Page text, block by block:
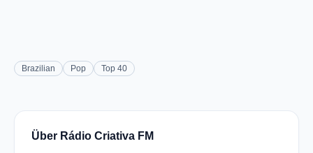
Brazilian Pop Top 40
Über Rádio Criativa FM